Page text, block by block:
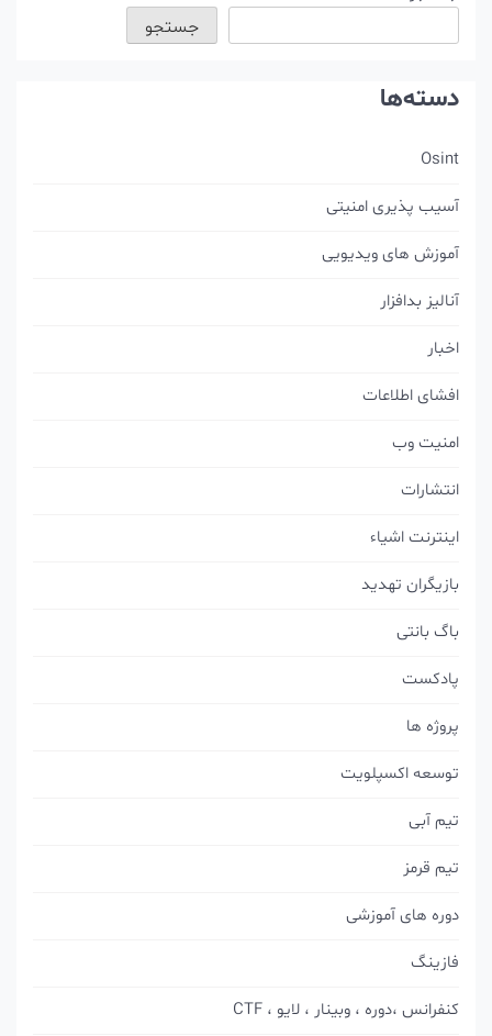
جستجو
دسته‌ها
Osint
آسیب پذیری امنیتی
آموزش های ویدیویی
آنالیز بدافزار
افشای اطلاعات
امنیت وب
انتشارات
اینترنت اشیاء
بازیگران تهدید
باگ بانتی
پادکست
پروژه ها
توسعه اکسپلویت
تیم آبی
تیم قرمز
دوره های آموزشی
فازینگ
کنفرانس ،دوره ، وبینار ، لایو ، CTF